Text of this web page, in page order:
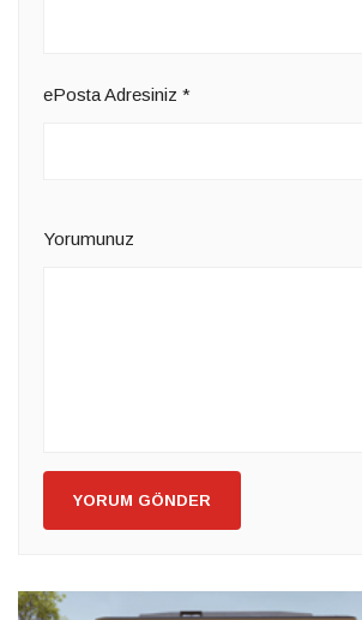
ePosta Adresiniz *
Yorumunuz
YORUM GÖNDER